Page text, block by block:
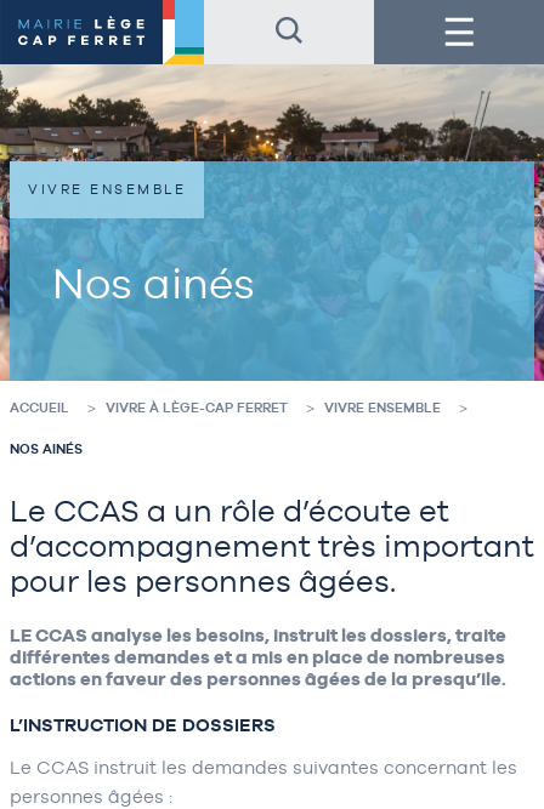
au
contenu
de
la
page
au
pied
de
page
Menu
Nos ainés
VIVRE ENSEMBLE
ACCUEIL VIVRE À LÈGE-CAP FERRET VIVRE ENSEMBLE
NOS AINÉS
Le CCAS a un rôle d’écoute et
d’accompagnement très important
pour les personnes âgées.
LE CCAS analyse les besoins, instruit les dossiers, traite
différentes demandes et a mis en place de nombreuses
actions en faveur des personnes âgées de la presqu’ile.
L’INSTRUCTION DE DOSSIERS
Le CCAS instruit les demandes suivantes concernant les
personnes âgées :